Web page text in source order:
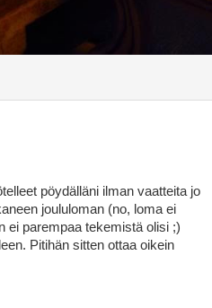
pöydälläni ilman vaatteita jo
joululoman (no, loma ei
ei parempaa tekemistä olisi ;)
Pitihän sitten ottaa oikein